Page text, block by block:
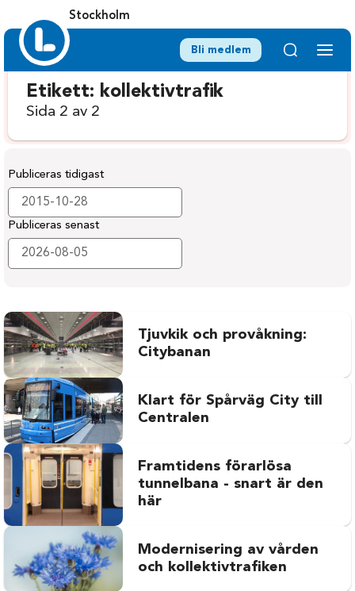
Stockholm
Bli medlem
Etikett: kollektivtrafik
Sida 2 av 2
Publiceras tidigast
Publiceras senast
Tjuvkik och provåkning:
Citybanan
Klart för Spårväg City till
Centralen
Framtidens förarlösa
tunnelbana - snart är den
här
Modernisering av vården
och kollektivtrafiken